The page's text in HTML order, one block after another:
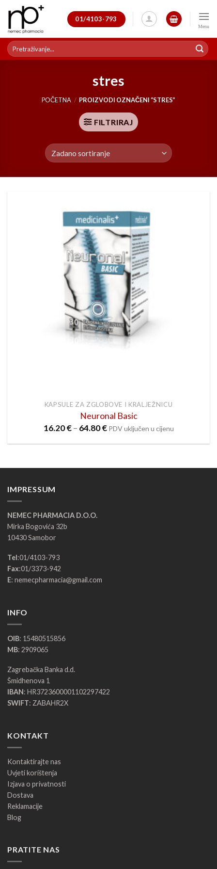
content
01/4103-793
Pretraži:
stres
POČETNA / PROIZVODI OZNAČENI “STRES”
FILTRIRAJ
KAPSULE ZA ZGLOBOVE I KRALJEŽNICU
Neuronal Basic
16.20€ – 64.80€Raspon
od
64.80 €
PDV uključen u cijenu
IMPRESSUM
NEMEC PHARMACIA D.O.O.
Mirka Bogovića 32b
10430 Samobor
Tel:01/4103-793
Fax:01/3373-942
E: nemecpharmacia@gmail.com
INFO
OIB: 15480515856
MB: 2909065
Zagrebačka Banka d.d.
Šmidhenova 1
IBAN: HR3723600001102297422
SWIFT: ZABAHR2X
KONTAKT
Kontaktirajte nas
Uvjeti korištenja
Izjava o privatnosti
Dostava
Reklamacije
Blog
PRATITE NAS